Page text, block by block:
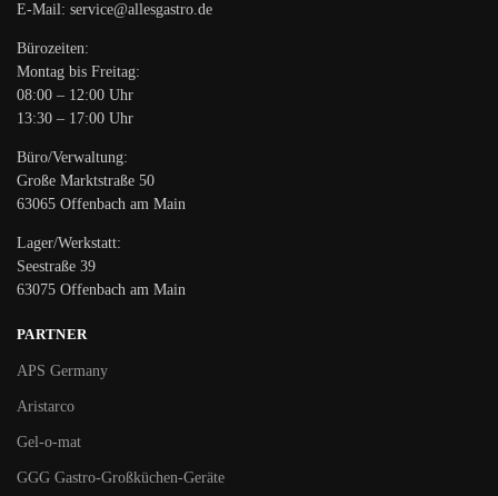
E-Mail: service@allesgastro.de
Bürozeiten:
Montag bis Freitag:
08:00 – 12:00 Uhr
13:30 – 17:00 Uhr
Büro/Verwaltung:
Große Marktstraße 50
63065 Offenbach am Main
Lager/Werkstatt:
Seestraße 39
63075 Offenbach am Main
PARTNER
APS Germany
Aristarco
Gel-o-mat
GGG Gastro-Großküchen-Geräte